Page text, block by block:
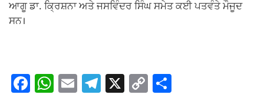
ਆਗੂ ਡਾ. ਕ੍ਰਿਸ਼ਨਾ ਅਤੇ ਜਸਵਿੰਦਰ ਸਿੰਘ ਸਮੇਤ ਕਈ ਪਤਵੰਤੇ ਮੌਜੂਦ
ਸਨ।
F W E T X C